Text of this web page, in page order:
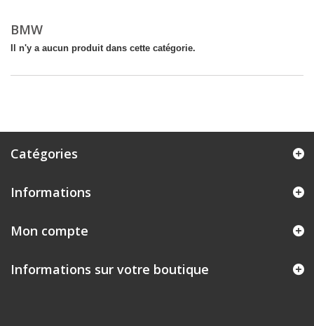
BMW
Il n'y a aucun produit dans cette catégorie.
Catégories
Informations
Mon compte
Informations sur votre boutique